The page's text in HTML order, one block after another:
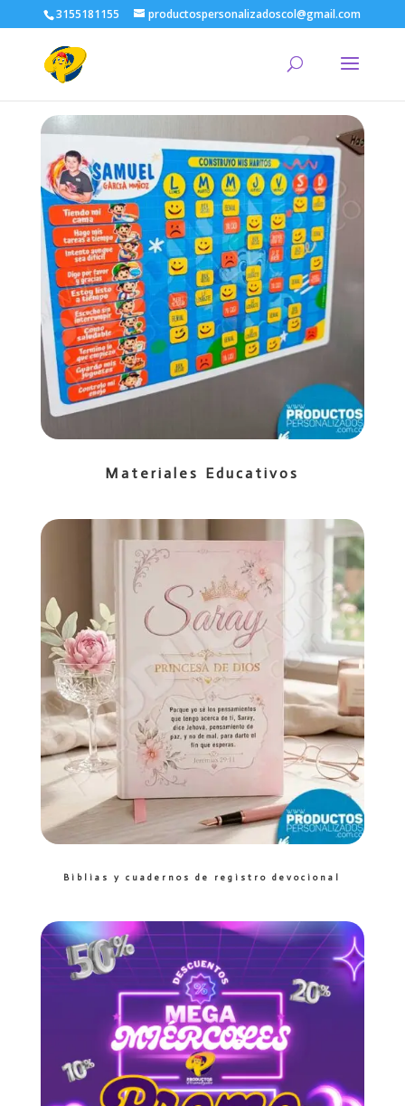
3155181155 productospersonalizadoscol@gmail.com
¿Qué buscando?
Materiales Educativos
Biblias y cuadernos de registro devocional